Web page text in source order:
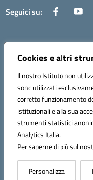
Cookies e altri
Il nostro Istituto non
sono utilizzati
corretto funzionamento
istituzionali e alla sua
strumenti statistici
Analytics Italia.
Per saperne di più sul
Personalizza
Seguici su:
Indirizzo:Via della Repubblica
Centralino:089 201032
Codice fiscale: 80028930651
Codice meccanografico:
Codice unico di fatturazione
Hosting &
Concept &